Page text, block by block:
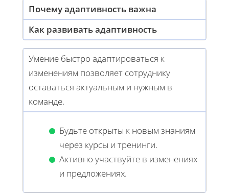
Почему адаптивность важна
Как развивать адаптивность
Умение быстро адаптироваться к
изменениям позволяет сотруднику
оставаться актуальным и нужным в
команде.
Будьте открыты к новым знаниям
через курсы и тренинги.
Активно участвуйте в изменениях
и предложениях.